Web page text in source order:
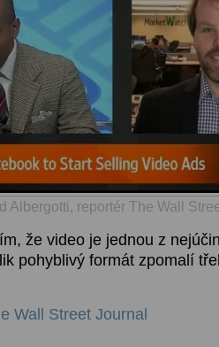
Albergotti, reportér The Wall
že video je jednou z
pohyblivý formát zpomalí
Wall Street Journal